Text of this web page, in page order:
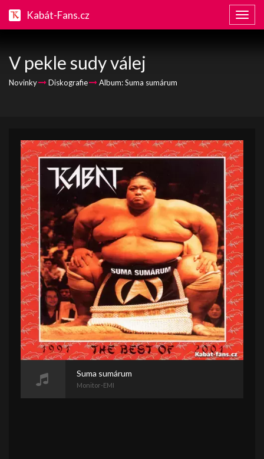
Kabát-Fans.cz
V pekle sudy válej
Novinky Diskografie Album: Suma sumárum
Suma sumárum
Monitor-EMI